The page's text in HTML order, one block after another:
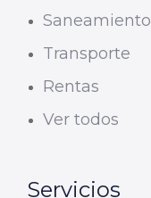
Saneamiento
Transporte
Rentas
Ver todos
Servicios